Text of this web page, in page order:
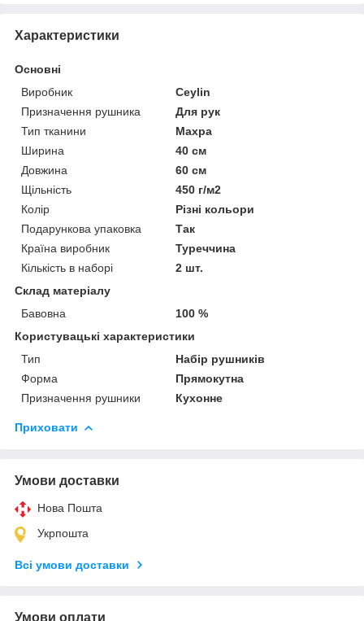
Характеристики
Основні
Виробник
Ceylin
Призначення рушника
Для рук
Тип тканини
Махра
Ширина
40 см
Довжина
60 см
Щільність
450 г/м2
Колір
Різні кольори
Подарункова упаковка
Так
Країна виробник
Туреччина
Кількість в наборі
2 шт.
Склад матеріалу
Бавовна
100 %
Користувацькі характеристики
Тип
Набір рушників
Форма
Прямокутна
Призначення рушники
Кухонне
Приховати
Умови доставки
Нова Пошта
Укрпошта
Всі умови доставки
Умови оплати